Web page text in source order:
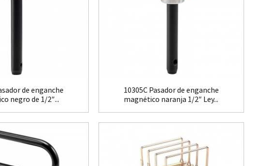
de enganche
negro de 1/2″...
10305C Pasador de enganche
magnético naranja 1/2″ Ley...